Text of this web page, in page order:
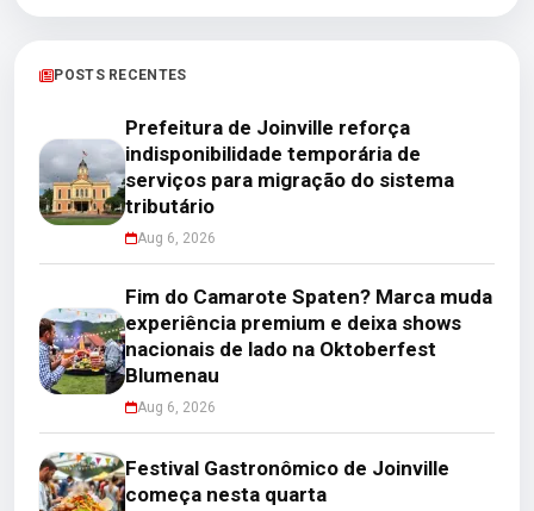
POSTS RECENTES
Prefeitura de Joinville reforça
indisponibilidade temporária de
serviços para migração do sistema
tributário
Aug 6, 2026
Fim do Camarote Spaten? Marca muda
experiência premium e deixa shows
nacionais de lado na Oktoberfest
Blumenau
Aug 6, 2026
Festival Gastronômico de Joinville
começa nesta quarta